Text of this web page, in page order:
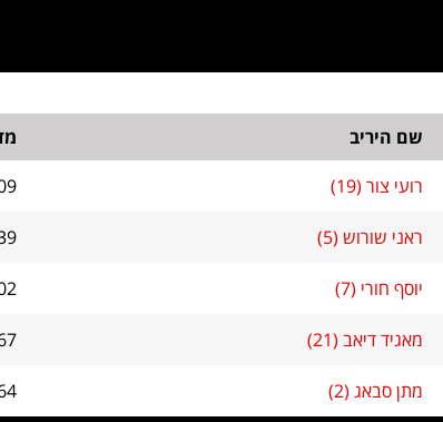
שם היריב
רועי צור (19)
ראני שורוש (5)
יוסף חורי (7)
מאגיד דיאב (21)
מתן סבאג (2)